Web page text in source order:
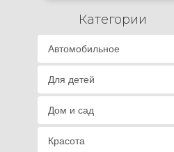
Категории
Автомобильное
Для детей
Дом и сад
Красота